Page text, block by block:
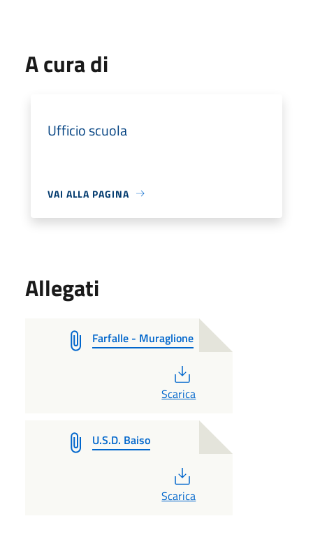
A cura di
Ufficio scuola
VAI ALLA PAGINA
Allegati
Farfalle - Muraglione
Scarica
U.S.D. Baiso
Scarica